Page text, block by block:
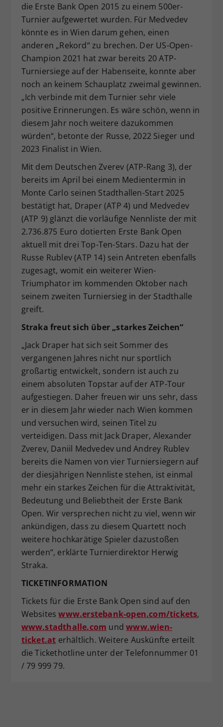
die Erste Bank Open 2015 zu einem 500er-
Turnier aufgewertet wurden. Für Medvedev
könnte es in Wien darum gehen, einen
anderen „Rekord“ zu brechen. Der US-Open-
Champion 2021 hat zwar bereits 20 ATP-
Turniersiege auf der Habenseite, konnte aber
noch an keinem Schauplatz zweimal gewinnen.
„Ich verbinde mit dem Turnier sehr viele
positive Erinnerungen. Es wäre schön, wenn in
diesem Jahr noch weitere dazukommen
würden“, betonte der Russe, 2022 Sieger und
2023 Finalist in Wien.
Mit dem Deutschen Zverev (ATP-Rang 3), der
bereits im April bei einem Medientermin in
Monte Carlo seinen Stadthallen-Start 2025
bestätigt hat, Draper (ATP 4) und Medvedev
(ATP 9) glänzt die vorläufige Nennliste der mit
2.736.875 Euro dotierten Erste Bank Open
aktuell mit drei Top-Ten-Stars. Dazu hat der
Russe Rublev (ATP 14) sein Antreten ebenfalls
zugesagt, womit ein weiterer Wien-
Triumphator im kommenden Oktober nach
seinem zweiten Turniersieg in der Stadthalle
greift.
Straka freut sich über „starkes Zeichen“
„Jack Draper hat sich seit Sommer des
vergangenen Jahres nicht nur sportlich
großartig entwickelt, sondern ist auch zu
einem absoluten Topstar auf der ATP-Tour
aufgestiegen. Daher freuen wir uns sehr, dass
er in diesem Jahr wieder nach Wien kommen
und versuchen wird, seinen Titel zu
verteidigen. Dass mit Jack Draper, Alexander
Zverev, Daniil Medvedev und Andrey Rublev
bereits die Namen von vier Turniersiegern auf
der diesjährigen Nennliste stehen, ist einmal
mehr ein starkes Zeichen für die Attraktivität,
Bedeutung und Beliebtheit der Erste Bank
Open. Wir versprechen nicht zu viel, wenn wir
ankündigen, dass zu diesem Quartett noch
weitere hochkarätige Spieler dazustoßen
werden“, erklärte Turnierdirektor Herwig
Straka.
TICKETINFORMATION
Tickets für die Erste Bank Open sind auf den
Websiteswww.erstebank-open.com/tickets,
www.stadthalle.com undwww.wien-
ticket.at erhältlich. Weitere Auskünfte erteilt
die Tickethotline unter der Telefonnummer 01
/ 79 999 79.